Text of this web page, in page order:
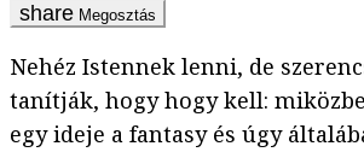
Megosztás
Nehéz Istennek lenni, de
tanítják, hogy hogy kell:
egy ideje a fantasy és úgy